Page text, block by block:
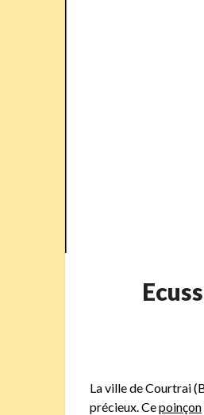
La ville de Courtrai
précieux. Cepoinçon